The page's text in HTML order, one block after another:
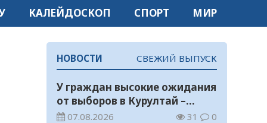
КАЛЕЙДОСКОП СПОРТ МИР
НОВОСТИ СВЕЖИЙ ВЫПУСК
У граждан высокие ожидания
от выборов в Курултай –
опрос общественного мнения
07.08.2026 31 0